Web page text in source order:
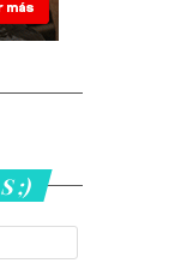
;)